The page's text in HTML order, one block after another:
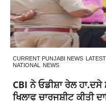
CURRENT PUNJABI NEWS
NATIONAL
NEWS
CBI ਨੇ ਓਡੀਸ਼ਾ ਰੇਲ
ਖਿਲਾਫ ਚਾਰਜਸ਼ੀਟ ਕੀਤੀ